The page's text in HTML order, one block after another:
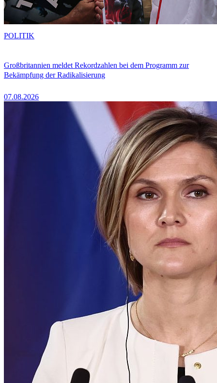
Großbritannien meldet Rekordzahlen bei dem Programm zur
Bekämpfung der Radikalisierung
07.08.2026
POLITIK